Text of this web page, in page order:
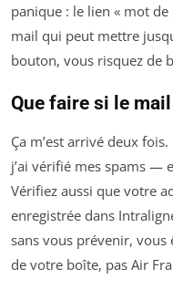
panique : le lien « mot
mail qui peut mettre
bouton, vous risquez de
Que faire si le mail
Ça m’est arrivé deux
j’ai vérifié mes spams —
Vérifiez aussi que votre
enregistrée dans
sans vous prévenir, vous
de votre boîte, pas Air